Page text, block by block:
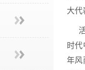
大代
时
年风